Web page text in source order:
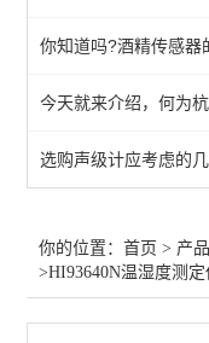
盐浓度测定仪
你知道吗?酒精传感器
今天就来介绍，何为
选购声级计应考虑的
你的位置：首页 > 产
>HI93640N温湿度测定